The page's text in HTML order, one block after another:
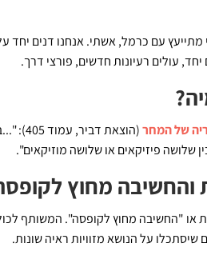
עם כרמל, אשתי. אנחנו דנים יחד
עולים רעיונות חדשים, פורצי דרך.
של המחר
(הוצאת
שלושה פיזיקאים או שלושה מוזיקאים".
והחשיבה מחוץ
"החשיבה מחוץ לקופסה". המשותף
שיסתכלו על הנושא מזוויות ראיה שונות.